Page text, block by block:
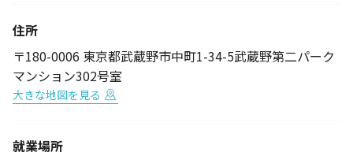
住所
〒180-0006 東京都武蔵野市中町1-34-5武蔵野第二パーク
マンション302号室
大きな地図を見る
就業場所